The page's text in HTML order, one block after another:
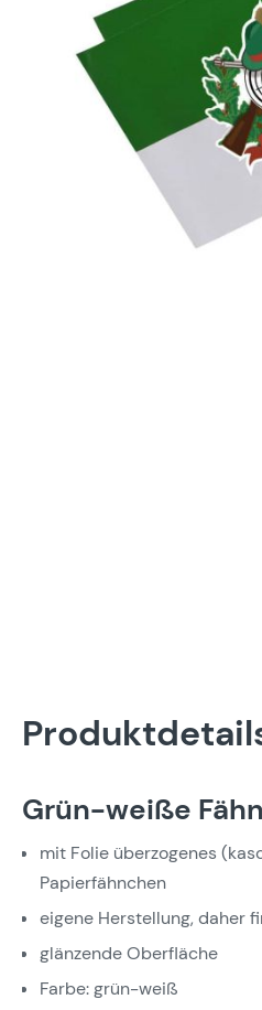
Grün-weiße
mit Folie überzogenes
Papierfähnchen
eigene Herstellung, daher
glänzende Oberfläche
Farbe: grün-weiß